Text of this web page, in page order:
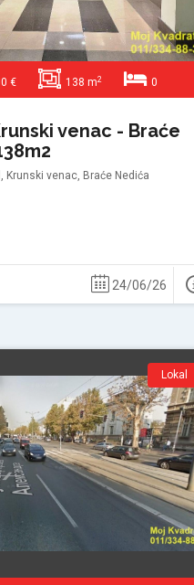
€ 138 m2 0
venac - Braće
Krunski venac, Braće Nedića
24/06/26
Lokal